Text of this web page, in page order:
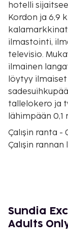
hotelli
Kordon ja 6,9
ilmastointi,
televisio.
ilmainen
löytyy
tallelokero ja
lähimpään 0,1
Çalışin ranta -
Çalışin
Pinaran
Marttyyrien
Erasta
Sundia
Adults